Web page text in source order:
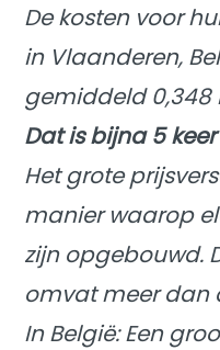
De kosten voor
in Vlaanderen,
gemiddeld 0,348
Dat is bijna 5
Het grote
manier waarop
zijn opgebouwd.
omvat meer dan
In België: Een